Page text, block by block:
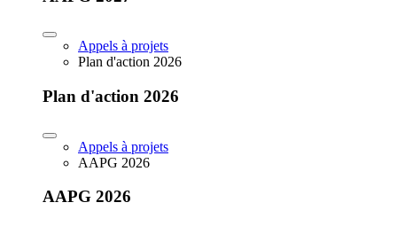
Appels à projets
Plan d'action 2026
Plan d'action 2026
Appels à projets
AAPG 2026
AAPG 2026